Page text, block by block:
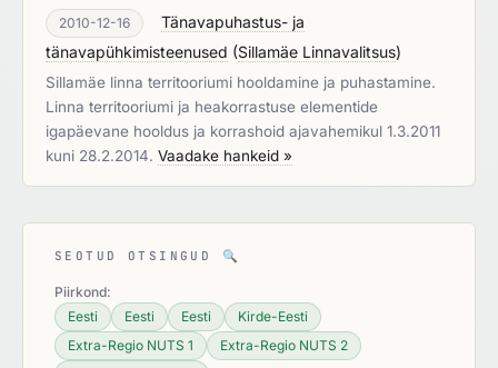
2010-12-16
Tänavapuhastus- ja
tänavapühkimisteenused (Sillamäe Linnavalitsus)
Sillamäe linna territooriumi hooldamine ja puhastamine.
Linna territooriumi ja heakorrastuse elementide
igapäevane hooldus ja korrashoid ajavahemikul 1.3.2011
kuni 28.2.2014. Vaadake hankeid »
SEOTUD OTSINGUD 🔍
Piirkond:
Eesti
Eesti Eesti
Kirde-Eesti
Extra-Regio NUTS 1
Extra-Regio NUTS 2